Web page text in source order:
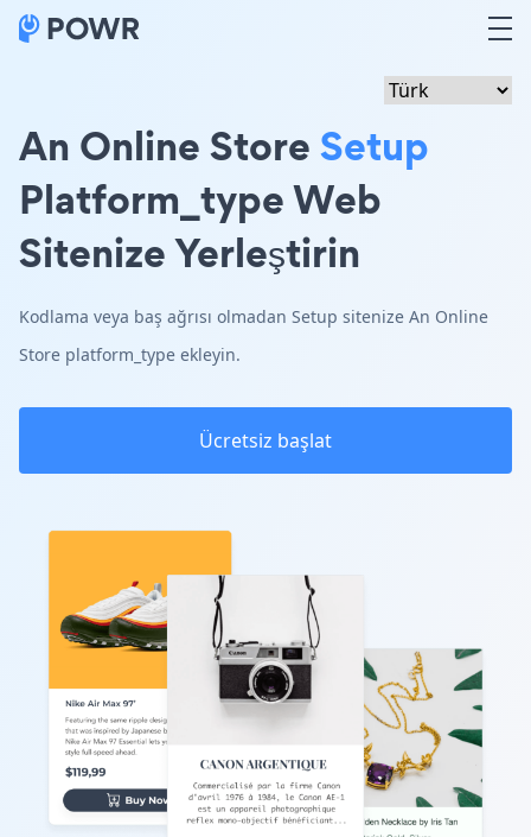
An Online StoreSetup
Platform_type Web
Sitenize Yerleştirin
Kodlama veya baş ağrısı olmadan Setup sitenize An Online
Store platform_type ekleyin.
Ücretsiz başlat